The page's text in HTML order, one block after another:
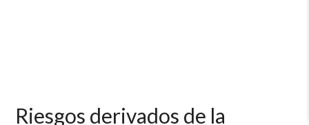
Riesgos derivados de la